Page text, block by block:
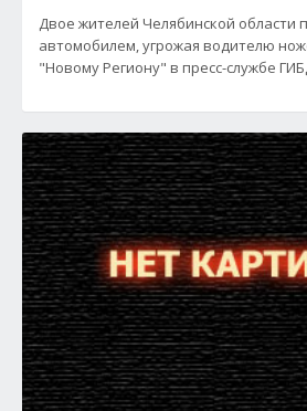
Двое жителей Челябинской области
автомобилем, угрожая водителю
"Новому Региону" в пресс-службе